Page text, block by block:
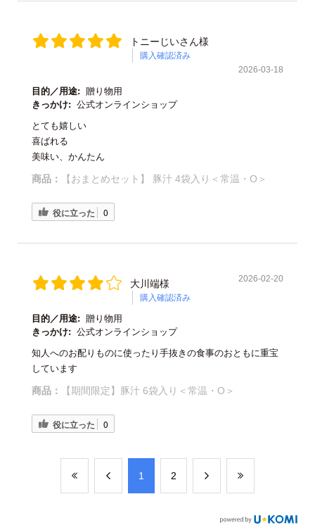
トニーじいさん様
購入確認済み
2026-03-18
目的／用途: 贈り物用
きっかけ: 公式オンラインショップ
とても嬉しい
喜ばれる
美味い、かんたん
商品： 【おまとめセット】 豚汁 4袋入り＜常温・O＞
役に立った 0
大川端様
購入確認済み
2026-02-20
目的／用途: 贈り物用
きっかけ: 公式オンラインショップ
知人へのお配りものに使ったり手抜きの食事のおともに重宝
しています
商品： 【期間限定】豚汁 6袋入り＜常温・O＞
役に立った 0
​1 ​2